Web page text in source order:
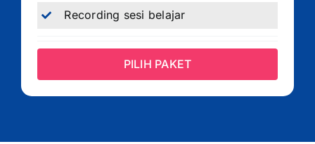
Recording sesi belajar
PILIH PAKET